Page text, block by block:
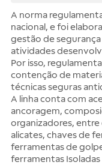
A norma
nacional, e foi
gestão de
atividades
Por isso,
contenção de
técnicas seguras
A linha conta com
ancoragem,
organizadores, entre
alicates, chaves de
ferramentas de
ferramentas